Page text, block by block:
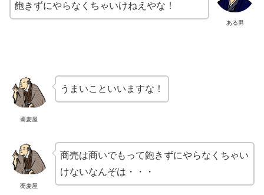
ある男
飽きずにやらなくちゃいけねえやな！
蕎麦屋
うまいこといいますな！
蕎麦屋
商売は商いでもって飽きずにやらなくちゃい
けないなんぞは・・・